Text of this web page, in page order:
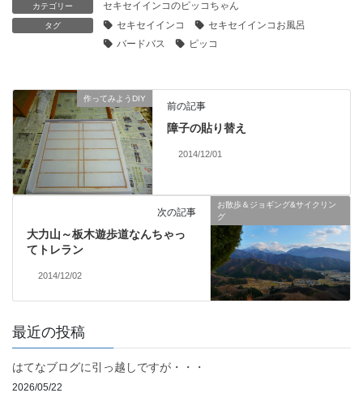
カテゴリー セキセイインコのピッコちゃん
タグ セキセイインコ
セキセイインコお風呂
バードバス
ピッコ
作ってみようDIY
前の記事
障子の貼り替え
2014/12/01
お散歩＆ジョギング&サイクリン
グ
次の記事
大力山～板木遊歩道なんちゃっ
てトレラン
2014/12/02
最近の投稿
はてなブログに引っ越しですが・・・
2026/05/22